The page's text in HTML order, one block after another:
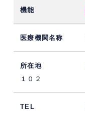
１０２